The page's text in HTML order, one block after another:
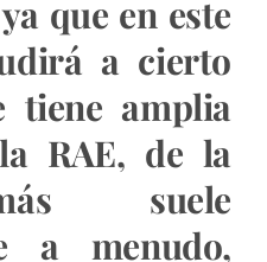
que en este
a cierto
tiene amplia
RAE, de la
suele
a menudo,